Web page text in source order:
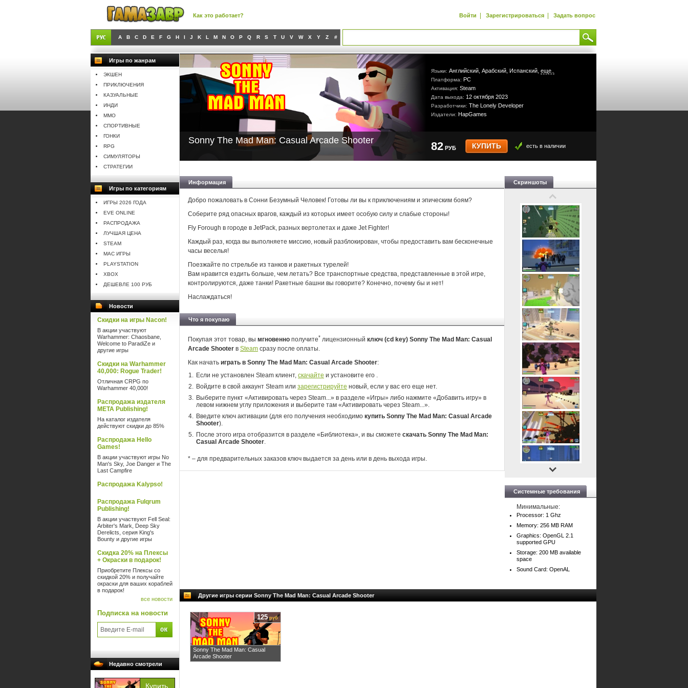
Как это работает? Войти | Зарегистрироваться | Задать вопрос
A B C D E F G H I J K L M N O P Q R S T U V W X Y Z #
Игры по жанрам
ЭКШЕН
ПРИКЛЮЧЕНИЯ
КАЗУАЛЬНЫЕ
ИНДИ
MMO
СПОРТИВНЫЕ
ГОНКИ
RPG
СИМУЛЯТОРЫ
СТРАТЕГИИ
Игры по категориям
ИГРЫ 2026 ГОДА
EVE ONLINE
РАСПРОДАЖА
ЛУЧШАЯ ЦЕНА
STEAM
MAC ИГРЫ
PLAYSTATION
XBOX
ДЕШЕВЛЕ 100 РУБ
Новости
Скидки на игры Nacon!
В акции участвуют
Warhammer: Chaosbane,
Welcome to ParadiZe и
другие игры
Скидки на Warhammer
40,000: Rogue Trader!
Отличная CRPG по
Warhammer 40,000!
Распродажа издателя
META Publishing!
На каталог издателя
действуют скидки до 85%
Распродажа Hello
Games!
В акции участвуют игры No
Man's Sky, Joe Danger и The
Last Campfire
Распродажа Kalypso!
Распродажа Fulqrum
Publishing!
В акции участвуют Fell Seal:
Arbiter's Mark, Deep Sky
Derelicts, серия King's
Bounty и другие игры
Скидка 20% на Плексы
+ Окраски в подарок!
Приобретите Плексы со
скидкой 20% и получайте
окраски для ваших кораблей
в подарок!
все новости
Подписка на новости
Недавно смотрели
Языки: Английский, Арабский, Испанский, еще..
Платформа: PC
Активация: Steam
Дата выхода: 12 октября 2023
Разработчики: The Lonely Developer
Издатели: HapGames
Sonny The Mad Man: Casual Arcade Shooter 82 РУБ КУПИТЬ есть в наличии
Информация
Добро пожаловать в Сонни Безумный Человек! Готовы ли вы к приключениям и эпическим боям?
Соберите ряд опасных врагов, каждый из которых имеет особую силу и слабые стороны!
Fly Forough в городе в JetPack, разных вертолетах и даже Jet Fighter!
Каждый раз, когда вы выполняете миссию, новый разблокирован, чтобы предоставить вам бесконечные
часы веселья!
Поезжайте по стрельбе из танков и ракетных турелей!
Вам нравится ездить больше, чем летать? Все транспортные средства, представленные в этой игре,
контролируются, даже танки! Ракетные башни вы говорите? Конечно, почему бы и нет!
Наслаждаться!
Что я покупаю
Покупая этот товар, вы мгновенно получите* лицензионный ключ (cd key) Sonny The Mad Man: Casual
Arcade Shooter в Steam сразу после оплаты.
Как начать играть в Sonny The Mad Man: Casual Arcade Shooter:
Если не установлен Steam клиент, скачайте и установите его .
Войдите в свой аккаунт Steam или зарегистрируйте новый, если у вас его еще нет.
Выберите пункт «Активировать через Steam...» в разделе «Игры» либо нажмите «Добавить игру» в
левом нижнем углу приложения и выберите там «Активировать через Steam...».
Введите ключ активации (для его получения необходимо купить Sonny The Mad Man: Casual Arcade
Shooter).
После этого игра отобразится в разделе «Библиотека», и вы сможете скачать Sonny The Mad Man:
Casual Arcade Shooter.
* – для предварительных заказов ключ выдается за день или в день выхода игры.
Скриншоты
Системные требования
Минимальные:
Processor: 1 Ghz
Memory: 256 MB RAM
Graphics: OpenGL 2.1
supported GPU
Storage: 200 MB available
space
Sound Card: OpenAL
Другие игры серии Sonny The Mad Man: Casual Arcade Shooter
Sonny The Mad Man: Casual
Arcade Shooter
125руб